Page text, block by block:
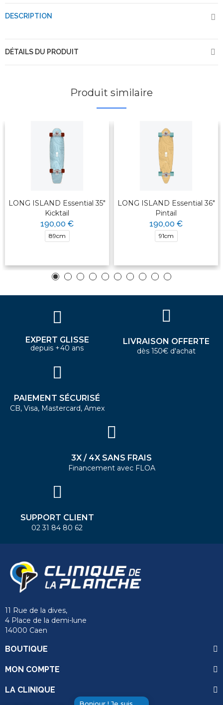
DESCRIPTION
DÉTAILS DU PRODUIT
Produit similaire
LONG ISLAND Essential 35"
Kicktail
190,00 €
89cm
LONG ISLAND Essential 36"
Pintail
190,00 €
91cm
EXPERT GLISSE
depuis +40 ans
LIVRAISON OFFERTE
dès 150€ d'achat
PAIEMENT SÉCURISÉ
CB, Visa, Mastercard, Amex
3X / 4X SANS FRAIS
Financement avec FLOA
SUPPORT CLIENT
02 31 84 80 62
11 Rue de la dives,
4 Place de la demi-lune
14000 Caen
BOUTIQUE
MON COMPTE
LA CLINIQUE